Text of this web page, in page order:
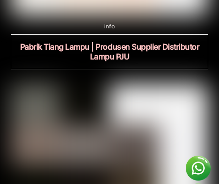
info
Pabrik Tiang Lampu | Produsen Supplier Distributor
Lampu PJU